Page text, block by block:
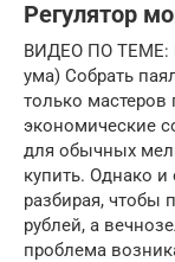
Регулятор
ВИДЕО ПО ТЕМЕ:
ума) Собрать
только
экономические
для обычных
купить. Однако
разбирая, чтобы
рублей, а
проблема